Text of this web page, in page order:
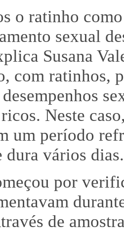
o ratinho
sexual
Susana
com ratinhos,
Neste
um período
dura vários
por
de